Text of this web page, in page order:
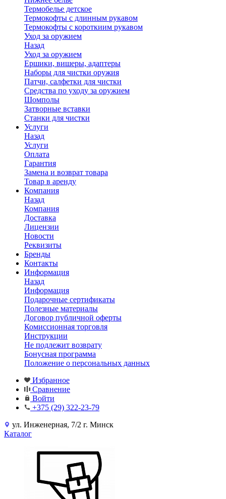
Термобелье детское
Термокофты с длинным рукавом
Термокофты с короткиим рукавом
Уход за оружием
Назад
Уход за оружием
Ершики, вишеры, адаптеры
Наборы для чистки оружия
Патчи, салфетки для чистки
Средства по уходу за оружием
Шомполы
Затворные вставки
Станки для чистки
Услуги
Назад
Услуги
Оплата
Гарантия
Замена и возврат товара
Товар в аренду
Компания
Назад
Компания
Доставка
Лицензии
Новости
Реквизиты
Бренды
Контакты
Информация
Назад
Информация
Подарочные сертификаты
Полезные материалы
Договор публичной оферты
Комиссионная торговля
Инструкции
Не подлежит возврату
Бонусная программа
Положение о персональных данных
Избранное
Сравнение
Войти
+375 (29) 322-23-79
ул. Инженерная, 7/2 г. Минск
Каталог